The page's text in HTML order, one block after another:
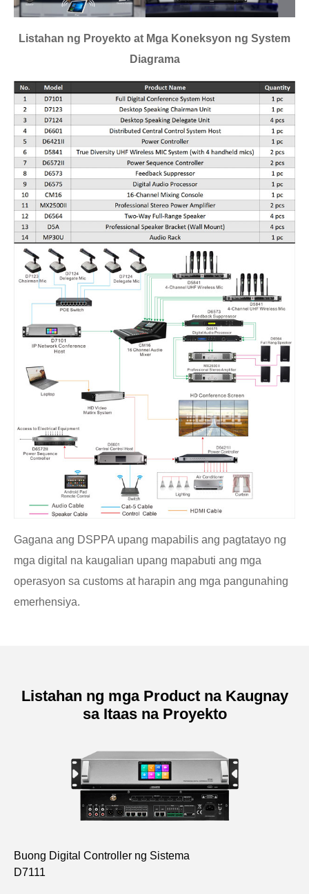
Listahan ng Proyekto at Mga Koneksyon ng System
Diagrama
Gagana ang DSPPA upang mapabilis ang pagtatayo ng
mga digital na kaugalian upang mapabuti ang mga
operasyon sa customs at harapin ang mga pangunahing
emerhensiya.
Listahan ng mga Product na Kaugnay
sa Itaas na Proyekto
Buong Digital Controller ng Sistema
D7111